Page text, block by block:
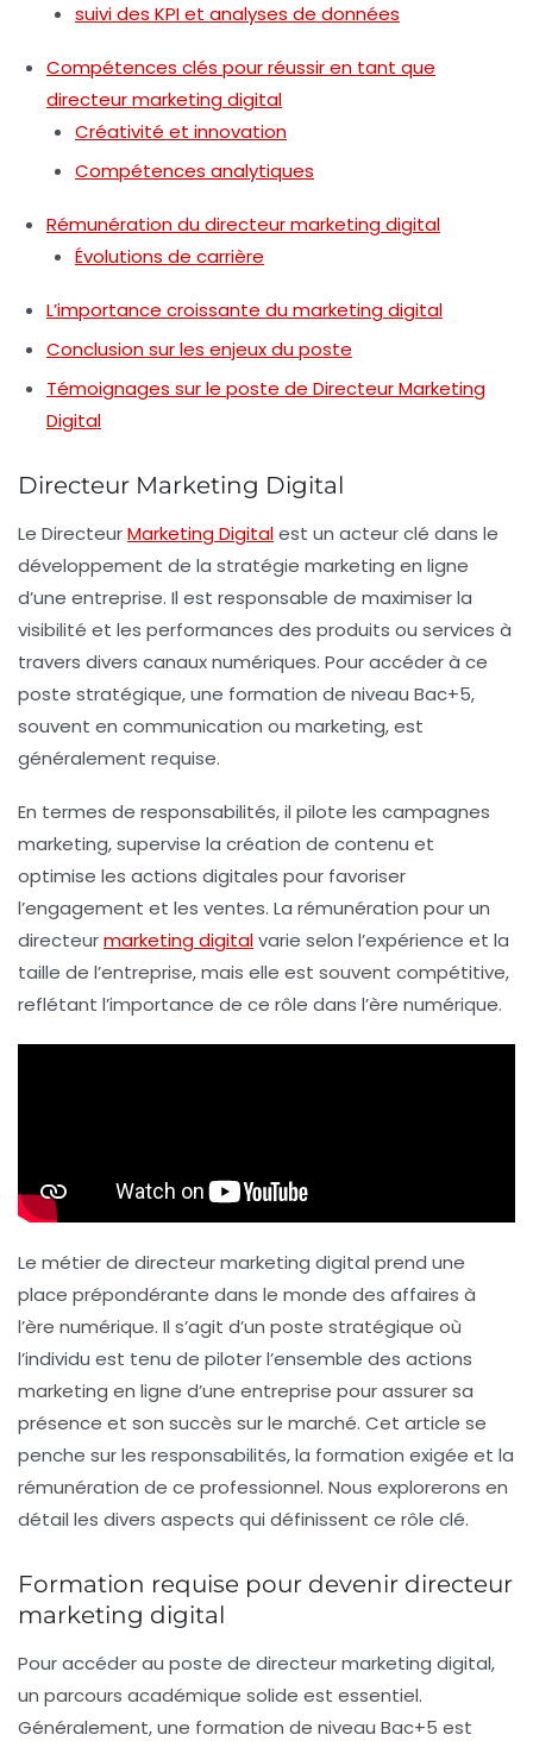
suivi des KPI et analyses de données
Compétences clés pour réussir en tant que
directeur marketing digital
Créativité et innovation
Compétences analytiques
Rémunération du directeur marketing digital
Évolutions de carrière
L’importance croissante du marketing digital
Conclusion sur les enjeux du poste
Témoignages sur le poste de Directeur Marketing
Digital
Directeur Marketing Digital
Le DirecteurMarketing Digitalest un acteur clé dans le
développement de la stratégie marketing en ligne
d’une entreprise. Il est responsable de maximiser la
visibilité et les performances des produits ou services à
travers divers canaux numériques. Pour accéder à ce
poste stratégique, une formation de niveau Bac+5,
souvent en communication ou marketing, est
généralement requise.
En termes de responsabilités, il pilote les campagnes
marketing, supervise la création de contenu et
optimise les actions digitales pour favoriser
l’engagement et les ventes. La rémunération pour un
directeurmarketing digitalvarie selon l’expérience et la
taille de l’entreprise, mais elle est souvent compétitive,
reflétant l’importance de ce rôle dans l’ère numérique.
Le métier de directeur marketing digital prend une
place prépondérante dans le monde des affaires à
l’ère numérique. Il s’agit d’un poste stratégique où
l’individu est tenu de piloter l’ensemble des actions
marketing en ligne d’une entreprise pour assurer sa
présence et son succès sur le marché. Cet article se
penche sur les responsabilités, la formation exigée et la
rémunération de ce professionnel. Nous explorerons en
détail les divers aspects qui définissent ce rôle clé.
Formation requise pour devenir directeur
marketing digital
Pour accéder au poste de directeur marketing digital,
un parcours académique solide est essentiel.
Généralement, une formation de niveau Bac+5 est